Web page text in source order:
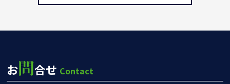
お問合せ Contact